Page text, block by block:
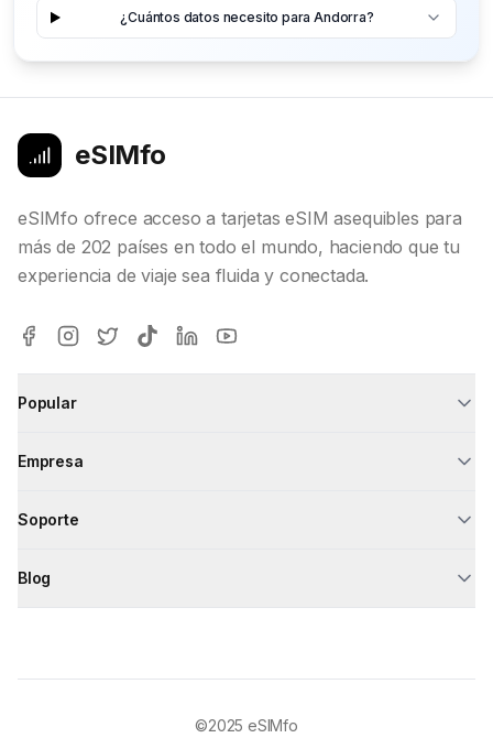
¿Cuántos datos necesito para Andorra?
eSIMfo
eSIMfo ofrece acceso a tarjetas eSIM asequibles para
más de 202 países en todo el mundo, haciendo que tu
experiencia de viaje sea fluida y conectada.
Popular
Empresa
Soporte
Blog
©2025 eSIMfo